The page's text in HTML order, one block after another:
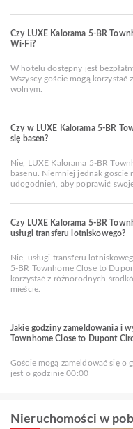
Czy LUXE Kalorama 5-BR
Wi-Fi?
W hotelu dostępny jest
Wszyscy goście mogą korzystać
wolnym.
Czy w LUXE Kalorama 5-BR
się basen?
Nie, LUXE Kalorama 5-BR
basenu. Niemniej jednak goście
udogodnień, aby poprawić swoje
Czy LUXE Kalorama 5-BR
usługi transferu lotniskowego?
Nie, usługi transferu
5-BR Townhome Close to
korzystać z różnorodnych
mieście.
Jakie godziny zameldowania i
Townhome Close to Dupont
Goście mogą zameldować się o
jest o godzinie 00:00
Nieruchomości w